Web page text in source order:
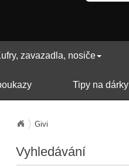
zavazadla, nosiče
Tipy na dárky
Givi
Vyhledávání